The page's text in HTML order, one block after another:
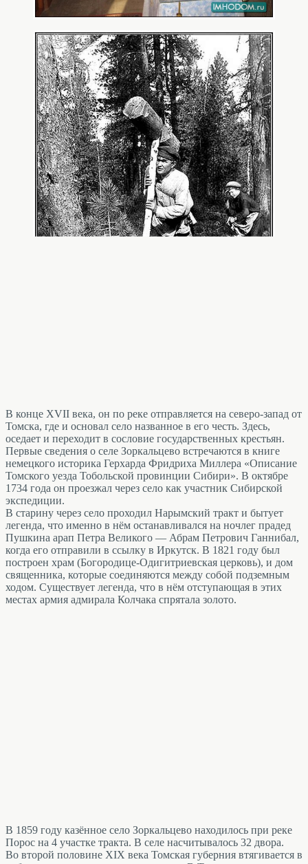
В конце XVII века, он по реке отправляется на северо-запад от
Томска, где и основал село названное в его честь. Здесь,
оседает и переходит в сословие государственных крестьян.
Первые сведения о селе Зоркальцево встречаются в книге
немецкого историка Герхарда Фридриха Миллера «Описание
Томского уезда Тобольской провинции Сибири». В октябре
1734 года он проезжал через село как участник Сибирской
экспедиции.
В старину через село проходил Нарымский тракт и бытует
легенда, что именно в нём останавливался на ночлег прадед
Пушкина арап Петра Великого — Абрам Петрович Ганнибал,
когда его отправили в ссылку в Иркутск. В 1821 году был
построен храм (Богородице-Одигитриевская церковь), и дом
священника, которые соединяются между собой подземным
ходом. Существует легенда, что в нём отступающая в этих
местах армия адмирала Колчака спрятала золото.
В 1859 году казённое село Зоркальцево находилось при реке
Порос на 4 участке тракта. В селе насчитывалось 32 двора.
Во второй половине XIX века Томская губерния втягивается в